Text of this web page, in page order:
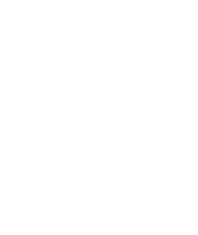
vezető, kapitány